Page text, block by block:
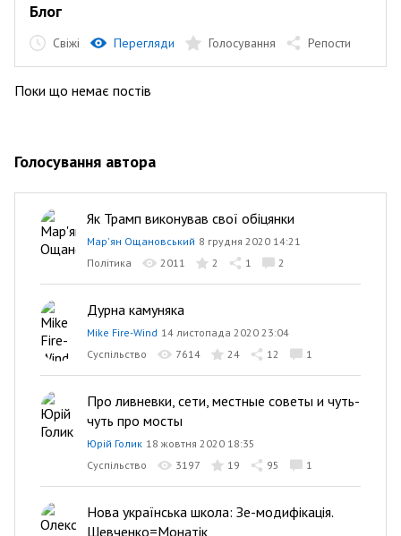
Блог
Свіжі Перегляди Голосування Репости
Поки що немає постів
Голосування автора
Як Трамп виконував свої обіцянки
Мар'ян Ощановський 8 грудня 2020 14:21
Політика
2011 2 1 2
Дурна камуняка
Mike Fire-Wind 14 листопада 2020 23:04
Суспільство
7614 24 12 1
Про ливневки, сети, местные советы и чуть-
чуть про мосты
Юрій Голик 18 жовтня 2020 18:35
Суспільство
3197 19 95 1
Нова українська школа: Зе-модифікація.
Шевченко=Монатік